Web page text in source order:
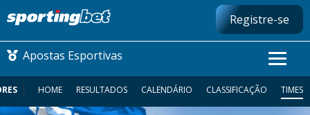
Registre-se
Apostas Esportivas
HOME RESULTADOS CALENDÁRIO CLASSIFICAÇÃO TIMES